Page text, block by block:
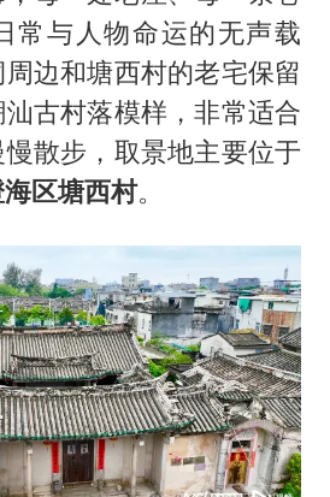
常与人物命运的无声载
边和塘西村的老宅保留
古村落模样，非常适合
散步，取景地主要位于
区塘西村。